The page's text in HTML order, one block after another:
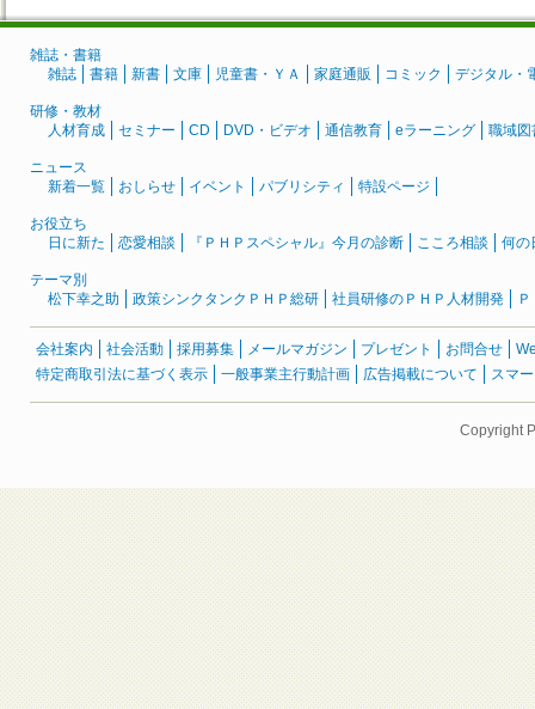
雑誌・書籍
雑誌
書籍 新書 文庫 児童書・ＹＡ 家庭通販 コミック デジタル・
研修・教材
人材育成
セミナー CD DVD・ビデオ 通信教育 eラーニング 職域図
ニュース
新着一覧
おしらせ イベント パブリシティ 特設ページ
お役立ち
日に新た
恋愛相談 『ＰＨＰスペシャル』今月の診断 こころ相談 何の
テーマ別
松下幸之助
政策シンクタンクＰＨＰ総研 社員研修のＰＨＰ人材開発
会社案内 社会活動 採用募集 メールマガジン プレゼント お問合せ
特定商取引法に基づく表示
一般事業主行動計画 広告掲載について スマ
Copyright